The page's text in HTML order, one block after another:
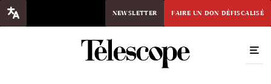
NEWSLETTER FAIRE UN DON DÉFISCALISÉ